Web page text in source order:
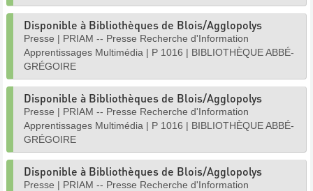
Disponible à Bibliothèques de Blois/Agglopolys
Presse | PRIAM -- Presse Recherche d'Information
Apprentissages Multimédia | P 1016 | BIBLIOTHÈQUE ABBÉ-
GRÉGOIRE
Disponible à Bibliothèques de Blois/Agglopolys
Presse | PRIAM -- Presse Recherche d'Information
Apprentissages Multimédia | P 1016 | BIBLIOTHÈQUE ABBÉ-
GRÉGOIRE
Disponible à Bibliothèques de Blois/Agglopolys
Presse | PRIAM -- Presse Recherche d'Information